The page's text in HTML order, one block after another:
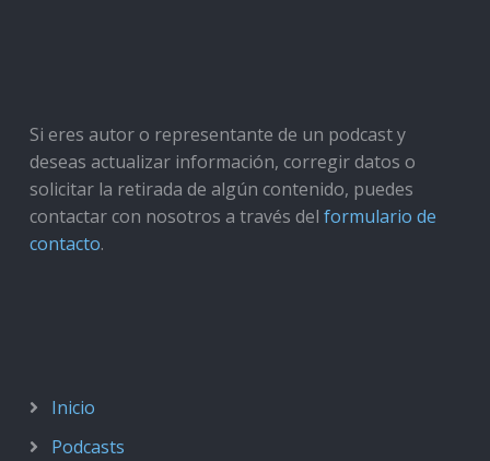
Si eres autor o representante de un podcast y
deseas actualizar información, corregir datos o
solicitar la retirada de algún contenido, puedes
contactar con nosotros a través del formulario de
contacto.
Inicio
Podcasts